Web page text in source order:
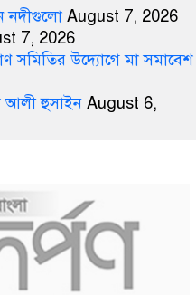
নদীগুলো August 7, 2026
7, 2026
সমিতির উদ্যোগে মা সমাবেশ
আলী হুসাইন August 6,